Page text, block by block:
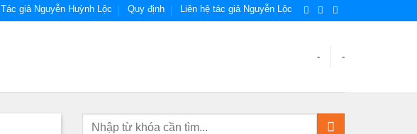
Tác giả Nguyễn Huỳnh Lộc Quy định Liên hệ tác giả Nguyễn Lộc
- -